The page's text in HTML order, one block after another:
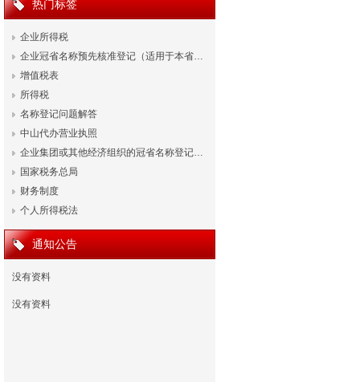
热门标签
企业所得税
企业冠省名称预先核准登记（适用于本省…
增值税表
所得税
名称登记问题解答
中山代办营业执照
企业集团或其他经济组织的冠省名称登记…
国家税务总局
财务制度
个人所得税法
通知公告
没有资料
没有资料